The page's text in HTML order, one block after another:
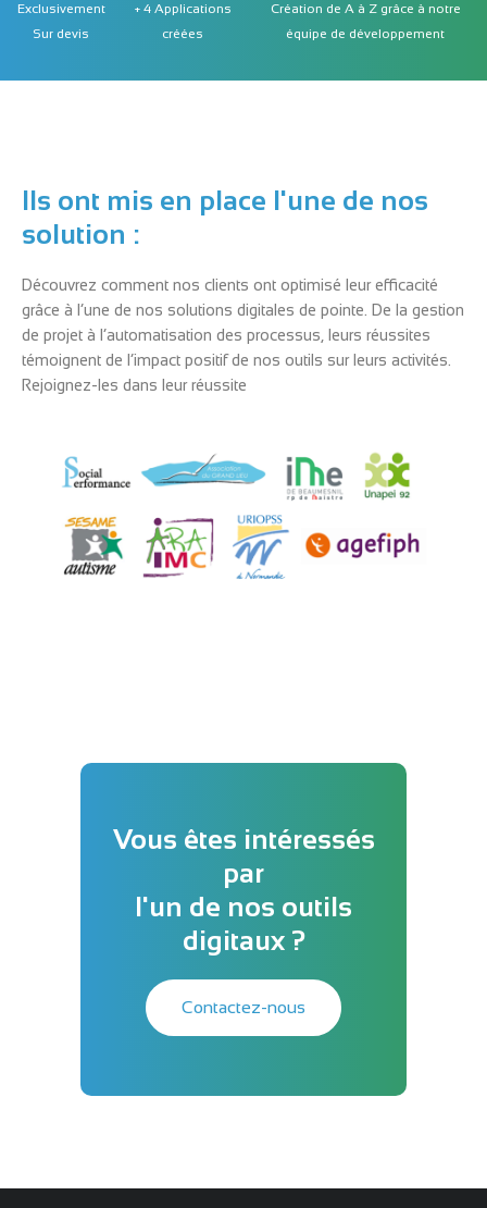
Exclusivement
Sur devis
+ 4 Applications
créées
Création de A à Z grâce à notre
équipe de développement
Ils ont mis en place l'une de nos
solution :
Découvrez comment nos clients ont optimisé leur efficacité
grâce à l’une de nos solutions digitales de pointe. De la gestion
de projet à l’automatisation des processus, leurs réussites
témoignent de l’impact positif de nos outils sur leurs activités.
Rejoignez-les dans leur réussite
Vous êtes intéressés
par
l'un de nos outils
digitaux ?
Contactez-nous